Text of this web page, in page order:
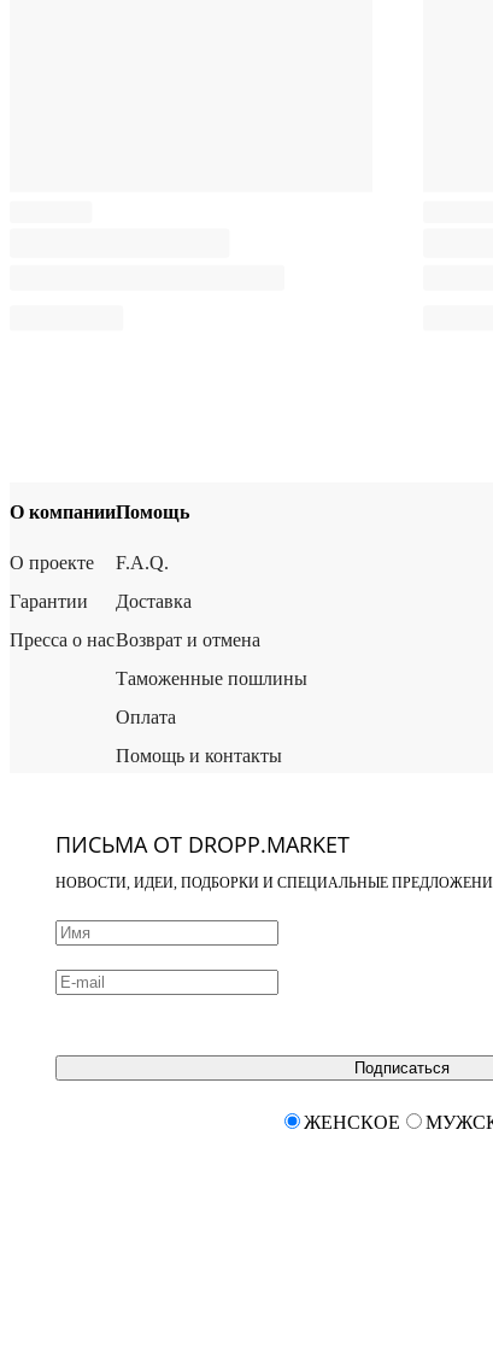
О компании
О проекте
Гарантии
Пресса о нас
Помощь
F.A.Q.
Доставка
Возврат и отмена
Таможенные пошлины
Оплата
Помощь и контакты
ПИСЬМА ОТ DROPP.MARKET
НОВОСТИ, ИДЕИ, ПОДБОРКИ И СПЕЦИАЛЬНЫЕ
Подписаться
ЖЕНСКОЕ